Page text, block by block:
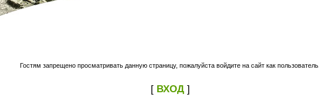
Гостям запрещено просматривать данную страницу, пожалуйста войдите на сайт как пользователь.
[ ВХОД]